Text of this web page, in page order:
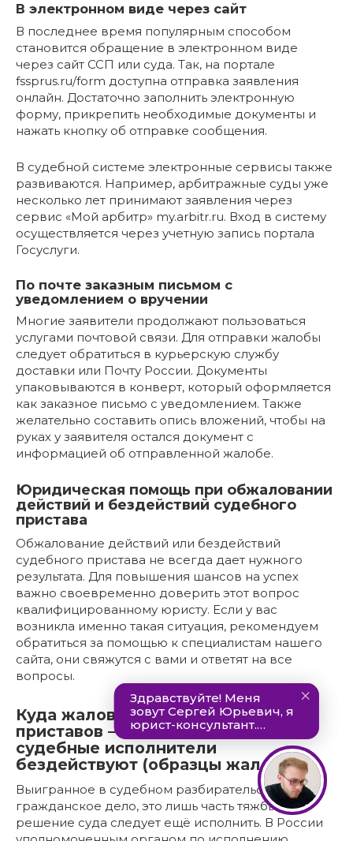
В электронном виде через сайт
В последнее время популярным способом
становится обращение в электронном виде
через сайт ССП или суда. Так, на портале
fssprus.ru/form доступна отправка заявления
онлайн. Достаточно заполнить электронную
форму, прикрепить необходимые документы и
нажать кнопку об отправке сообщения.
В судебной системе электронные сервисы также
развиваются. Например, арбитражные суды уже
несколько лет принимают заявления через
сервис «Мой арбитр» my.arbitr.ru. Вход в систему
осуществляется через учетную запись портала
Госуслуги.
По почте заказным письмом с
уведомлением о вручении
Многие заявители продолжают пользоваться
услугами почтовой связи. Для отправки жалобы
следует обратиться в курьерскую службу
доставки или Почту России. Документы
упаковываются в конверт, который оформляется
как заказное письмо с уведомлением. Также
желательно составить опись вложений, чтобы на
руках у заявителя остался документ с
информацией об отправленной жалобе.
Юридическая помощь при обжаловании
действий и бездействий судебного
пристава
Обжалование действий или бездействий
судебного пристава не всегда дает нужного
результата. Для повышения шансов на успех
важно своевременно доверить этот вопрос
квалифицированному юристу. Если у вас
возникла именно такая ситуация, рекомендуем
обратиться за помощью к специалистам нашего
сайта, они свяжутся с вами и ответят на все
вопросы.
Куда жаловаться на бездействие
приставов — что делать, если
судебные исполнители
бездействуют (образцы жалоб)
Выигранное в судебном разбирательстве
гражданское дело, это лишь часть тяжбы, т.к.
решение суда следует ещё исполнить. В России